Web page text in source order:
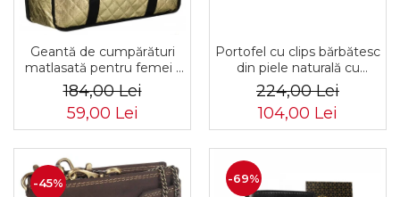
Geantă de cumpărături
matlasată pentru femei -
Rovicky PTR-RSPV-001P-
5277 GOLD
184,00 Lei
59,00 Lei
Portofel cu clips bărbătesc
din piele naturală cu
sistem RFID - Rovicky
PTR-N1908-RVT-9799
BLACK
224,00 Lei
104,00 Lei
-45% -69%